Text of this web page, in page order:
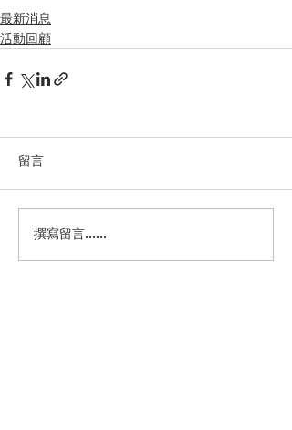
最新消息
活動回顧
留言
撰寫留言......